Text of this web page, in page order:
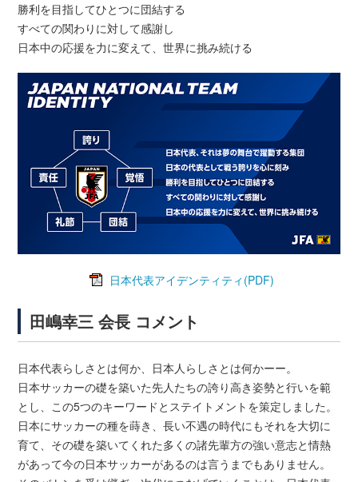
勝利を目指してひとつに団結する
すべての関わりに対して感謝し
日本中の応援を力に変えて、世界に挑み続ける
日本代表アイデンティティ(PDF)
田嶋幸三 会長 コメント
日本代表らしさとは何か、日本人らしさとは何かーー。
日本サッカーの礎を築いた先人たちの誇り高き姿勢と行いを範
とし、この5つのキーワードとステイトメントを策定しました。
日本にサッカーの種を蒔き、長い不遇の時代にもそれを大切に
育て、その礎を築いてくれた多くの諸先輩方の強い意志と情熱
があって今の日本サッカーがあるのは言うまでもありません。